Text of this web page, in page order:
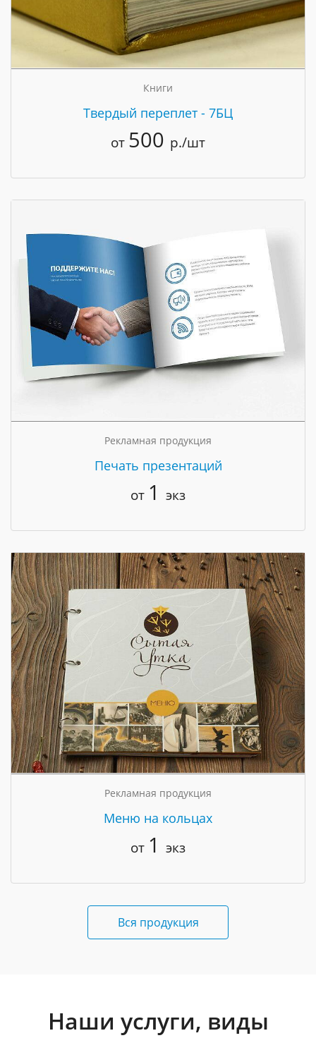
Книги
Твердый переплет - 7БЦ
от 500 р./шт
Рекламная продукция
Печать презентаций
от 1 экз
Рекламная продукция
Меню на кольцах
от 1 экз
Вся продукция
Наши услуги, виды